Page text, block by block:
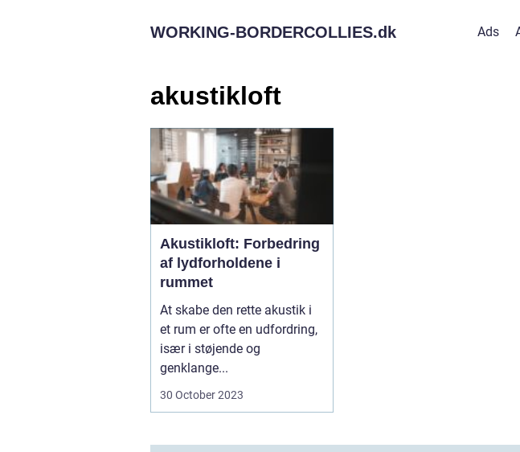
WORKING-BORDERCOLLIES.dk Ads
akustikloft
Akustikloft: Forbedring
af lydforholdene i
rummet
At skabe den rette akustik i
et rum er ofte en udfordring,
især i støjende og
genklange...
30 October 2023